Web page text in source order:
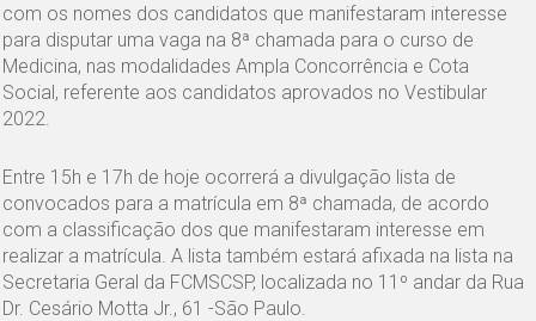
com os nomes dos candidatos que manifestaram interesse
para disputar uma vaga na 8ª chamada para o curso de
Medicina, nas modalidades Ampla Concorrência e Cota
Social, referente aos candidatos aprovados no Vestibular
2022.
Entre 15h e 17h de hoje ocorrerá a divulgação lista de
convocados para a matrícula em 8ª chamada, de acordo
com a classificação dos que manifestaram interesse em
realizar a matrícula. A lista também estará afixada na lista na
Secretaria Geral da FCMSCSP, localizada no 11º andar da Rua
Dr. Cesário Motta Jr., 61 -São Paulo.